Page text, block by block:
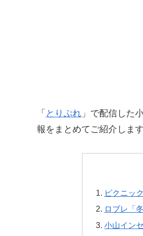
「 とりぷれ 」で配信した
報をまとめてご紹介します
ピクニッ
ロブレ「
小山イン